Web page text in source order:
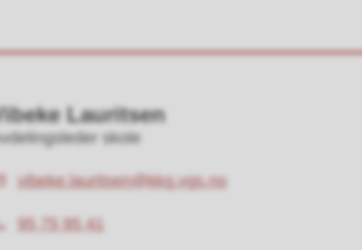
Lauritsen
skole
vibeke.lauritsen@kkg.vgs.no
95 75 95 41